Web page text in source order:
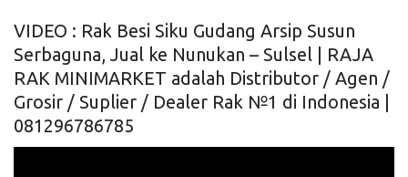
VIDEO : Rak Besi Siku Gudang Arsip Susun
Serbaguna, Jual ke Nunukan – Sulsel | RAJA
RAK MINIMARKET adalah Distributor / Agen /
Grosir / Suplier / Dealer Rak №1 di Indonesia |
081296786785